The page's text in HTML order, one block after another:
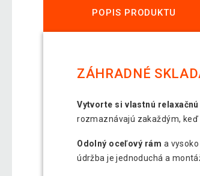
POPIS PRODUKTU
ZÁHRADNÉ
Vytvorte si vlastnú relaxačnú
rozmaznávajú zakaždým, keď
Odolný oceľový rám a
údržba je jednoduchá a